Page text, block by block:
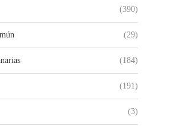
(390)
(29)
(184)
(191)
(3)